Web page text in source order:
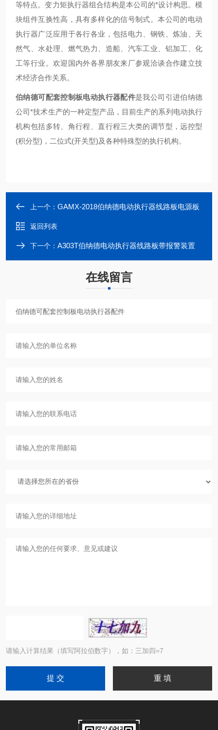
等特点。变力矩执行器组合结构是本公司的*设计构思。模
块组件互换性高，具有多样化的信号制式。本公司的电动
执行器广泛应用于各行各业，包括电力、钢铁、炼油、天
然气、水处理、燃气热力、造船、汽车工业、铝加工、化
工等行业。欢迎国内外各界朋友来厂参观洽谈合作建立技
术经济合作关系。
伯纳德可配套控制板电动执行器配件是我公司引进伯纳德
公司*技术生产的一种定型产品，目前生产的系列电动执行
机构包括多转、角行程、直行程三大类的调节型，远控型
(积分型)，二位式(开关型)及各种特殊型的执行机构。
上一个： GAMX-2018伯纳德电动执行器线路板电源板
返回列表
下一个： A303T伯纳德电动执行器线路板带报警装置
在线留言
请输入计算结果（填写阿拉伯数字），如：三加四=7